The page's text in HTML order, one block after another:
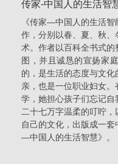
传家-中国人的生活智
《传家—中国人的生活
作，分别以春、夏、秋
术。作者以百科全书式
图，并且诚恳的宣扬家
的，是生活的态度与文
亲，也是一位职业妇女
学，她担心孩子们忘记
二十七万字温柔的叮咛
自己的文化，出版成一
—中国人的生活智慧》。